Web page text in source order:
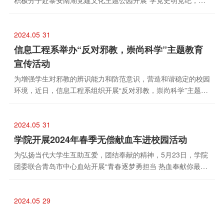
31
2024.05
信息工程系举办“反对邪教，崇尚科学”主题教育
宣传活动
为增强学生对邪教的辨识能力和防范意识，营造和谐稳定的校园
环境，近日，信息工程系组织开展“反对邪教，崇尚科学”主题教
31
2024.05
学院开展2024年春季无偿献血车进校园活动
为弘扬当代大学生互助互爱，团结奉献的精神，5月23日，学院
团委联合青岛市中心血站开展“青春逐梦勇担当 热血奉献你最
29
2024.05